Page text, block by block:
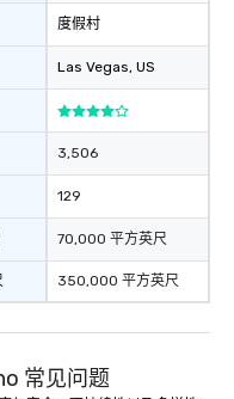
度假村
Las Vegas, US
3,506
129
70,000 平方英尺
350,000 平方英尺
常见问题